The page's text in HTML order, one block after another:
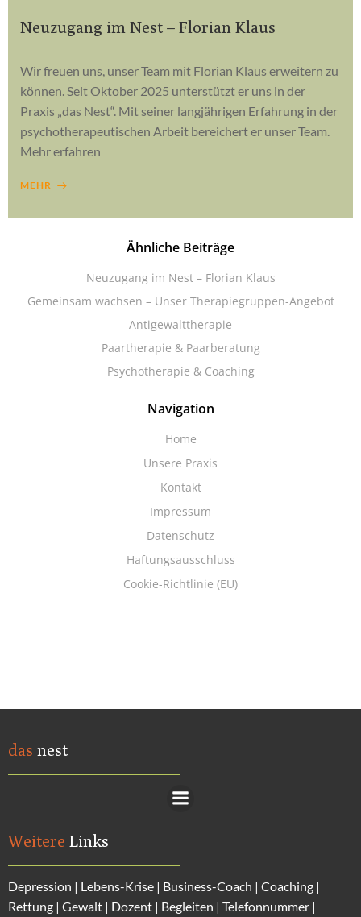
Neuzugang im Nest – Florian Klaus
Wir freuen uns, unser Team mit Florian Klaus erweitern zu
können. Seit Oktober 2025 unterstützt er uns in der
Praxis „das Nest“. Mit seiner langjährigen Erfahrung in der
psychotherapeutischen Arbeit bereichert er unser Team.
Mehr erfahren
MEHR
Ähnliche Beiträge
Neuzugang im Nest – Florian Klaus
Gemeinsam wachsen – Unser Therapiegruppen-Angebot
Antigewalttherapie
Paartherapie & Paarberatung
Psychotherapie & Coaching
Navigation
Home
Unsere Praxis
Kontakt
Impressum
Datenschutz
Haftungsausschluss
Cookie-Richtlinie (EU)
das nest
Weitere Links
Depression | Lebens-Krise | Business-Coach | Coaching |
Rettung | Gewalt | Dozent | Begleiten | Telefonnummer |